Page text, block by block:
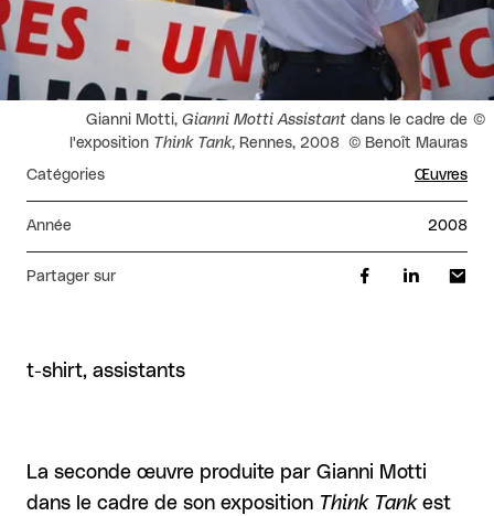
Droits réservés :
Gianni Motti, Gianni Motti Assistant dans le cadre de
l'exposition Think Tank, Rennes, 2008 © Benoît Mauras
Catégories Œuvres
Année 2008
Partager sur
t-shirt, assistants
La seconde œuvre produite par Gianni Motti
dans le cadre de son exposition Think Tankest